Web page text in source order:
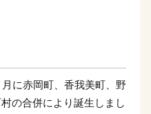
に赤岡町、香我美町、野
の合併により誕生しまし